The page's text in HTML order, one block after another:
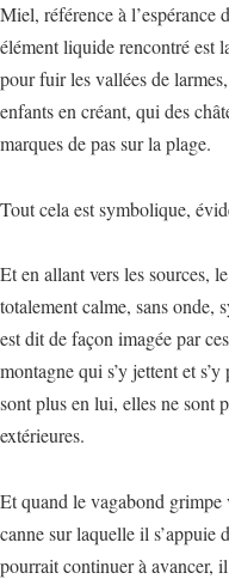
Miel, référence à l’espérance
élément liquide rencontré est
pour fuir les vallées de
enfants en créant, qui des
marques de pas sur la plage.
Tout cela est symbolique,
Et en allant vers les sources,
totalement calme, sans onde,
est dit de façon imagée par
montagne qui s’y jettent et
sont plus en lui, elles ne sont
extérieures.
Et quand le vagabond grimpe
canne sur laquelle il s’appuie
pourrait continuer à avancer,